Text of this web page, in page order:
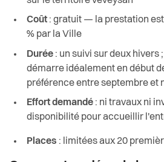
Sport
Transport et mobilité
Travail
Coût : gratuit — la prestation
% par la Ville
Durée : un suivi sur deux hivers
démarre idéalement en début
préférence entre septembre et
Effort demandé : ni travaux ni
disponibilité pour accueillir
Places : limitées aux 20